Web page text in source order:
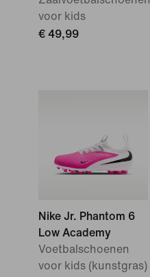
voor kids
€ 49,99
Nike Jr. Phantom 6
Low Academy
Voetbalschoenen
voor kids (kunstgras)